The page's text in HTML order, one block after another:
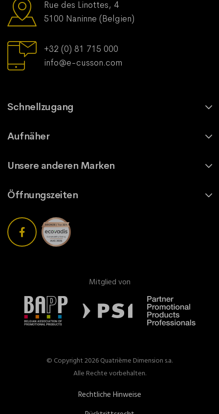
Rue des Linottes, 4
5100 Naninne (Belgien)
+32 (0) 81 715 000
info@e-cusson.com
Schnellzugang
Aufnäher
Unsere anderen Marken
Öffnungszeiten
Mitglied von
© Copyright 2026 Quatrième Dimension s.a.
Alle Rechte vorbehalten.
Rechtliche Hinweise